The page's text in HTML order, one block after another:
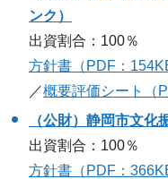
ンク）
出資割合：100％
方針書（PDF：
／概要評価シート（
（公財）静岡市文化
出資割合：100％
方針書（PDF：